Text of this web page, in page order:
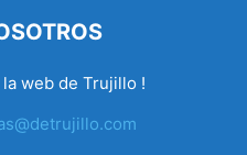
la web de Trujillo !